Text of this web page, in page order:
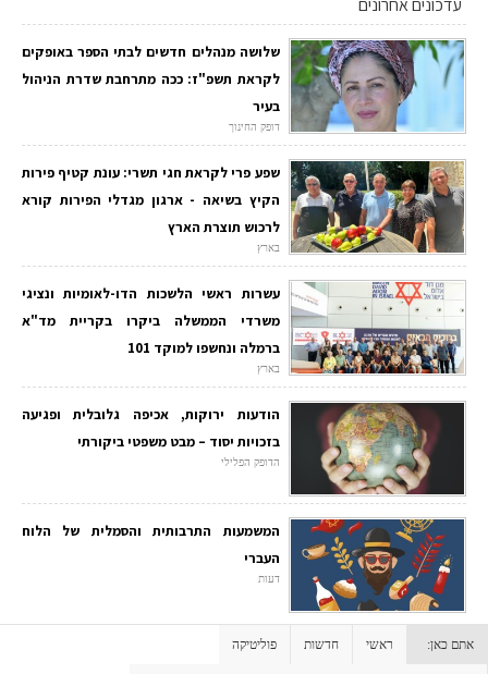
עדכונים אחרונים
שלושה מנהלים חדשים לבתי הספר באופקים
לקראת תשפ"ז: ככה מתרחבת שדרת הניהול
בעיר
דופק החינוך
שפע פרי לקראת חגי תשרי: עונת קטיף פירות
הקיץ בשיאה - ארגון מגדלי הפירות קורא
לרכוש תוצרת הארץ
בארץ
עשרות ראשי הלשכות הדו-לאומיות ונציגי
משרדי הממשלה ביקרו בקריית מד"א
ברמלה ונחשפו למוקד 101
בארץ
הודעות ירוקות, אכיפה גלובלית ופגיעה
בזכויות יסוד – מבט משפטי ביקורתי
הדופק הפלילי
המשמעות התרבותית והסמלית של הלוח
העברי
דעות
אתם כאן: ראשי חדשות פוליטיקה